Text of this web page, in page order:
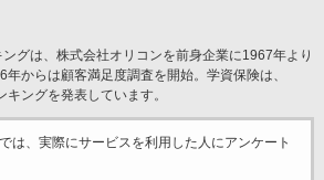
グは、株式会社オリコンを前身企業に1967年より
年からは顧客満足度調査を開始。学資保険は、
ングを発表しています。
は、実際にサービスを利用した 人にアンケート